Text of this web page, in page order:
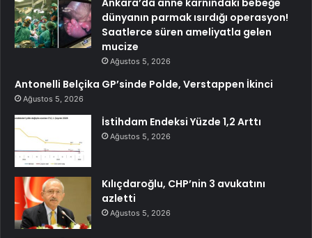
Ankara’da anne karnındaki bebeğe
dünyanın parmak ısırdığı operasyon!
Saatlerce süren ameliyatla gelen
mucize
Ağustos 5, 2026
Antonelli Belçika GP’sinde Polde, Verstappen İkinci
Ağustos 5, 2026
İstihdam Endeksi Yüzde 1,2 Arttı
Ağustos 5, 2026
Kılıçdaroğlu, CHP’nin 3 avukatını
azletti
Ağustos 5, 2026